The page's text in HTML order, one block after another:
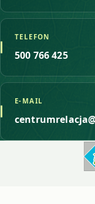
TELEFON
500 766 425
E-MAIL